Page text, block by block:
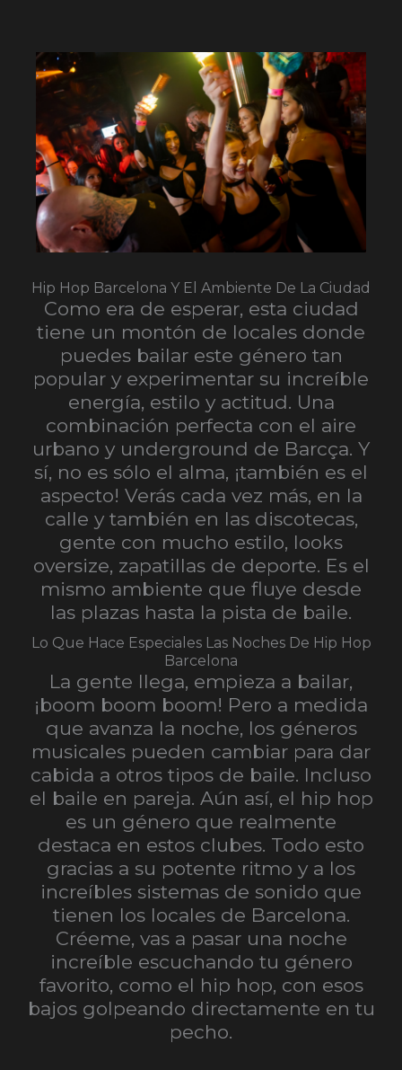
Hip Hop Barcelona Y El Ambiente De La Ciudad
Como era de esperar, esta ciudad
tiene un montón de locales donde
puedes bailar este género tan
popular y experimentar su increíble
energía, estilo y actitud. Una
combinación perfecta con el aire
urbano y underground de Barcça. Y
sí, no es sólo el alma, ¡también es el
aspecto! Verás cada vez más, en la
calle y también en las discotecas,
gente con mucho estilo, looks
oversize, zapatillas de deporte. Es el
mismo ambiente que fluye desde
las plazas hasta la pista de baile.
Lo Que Hace Especiales Las Noches De Hip Hop
Barcelona
La gente llega, empieza a bailar,
¡boom boom boom! Pero a medida
que avanza la noche, los géneros
musicales pueden cambiar para dar
cabida a otros tipos de baile. Incluso
el baile en pareja. Aún así, el hip hop
es un género que realmente
destaca en estos clubes. Todo esto
gracias a su potente ritmo y a los
increíbles sistemas de sonido que
tienen los locales de Barcelona.
Créeme, vas a pasar una noche
increíble escuchando tu género
favorito, como el hip hop, con esos
bajos golpeando directamente en tu
pecho.